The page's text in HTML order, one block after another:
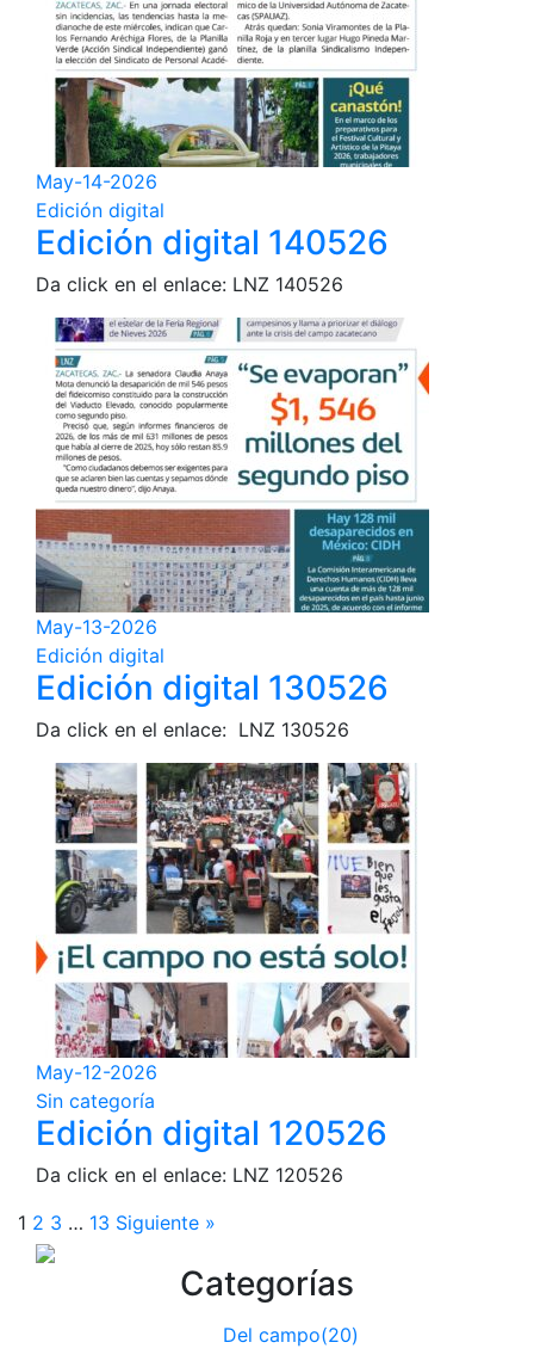
May-14-2026
Edición digital
Edición digital 140526
Da click en el enlace: LNZ 140526
May-13-2026
Edición digital
Edición digital 130526
Da click en el enlace: LNZ 130526
May-12-2026
Sin categoría
Edición digital 120526
Da click en el enlace: LNZ 120526
1 2 3 … 13 Siguiente »
Categorías
Del campo(20)